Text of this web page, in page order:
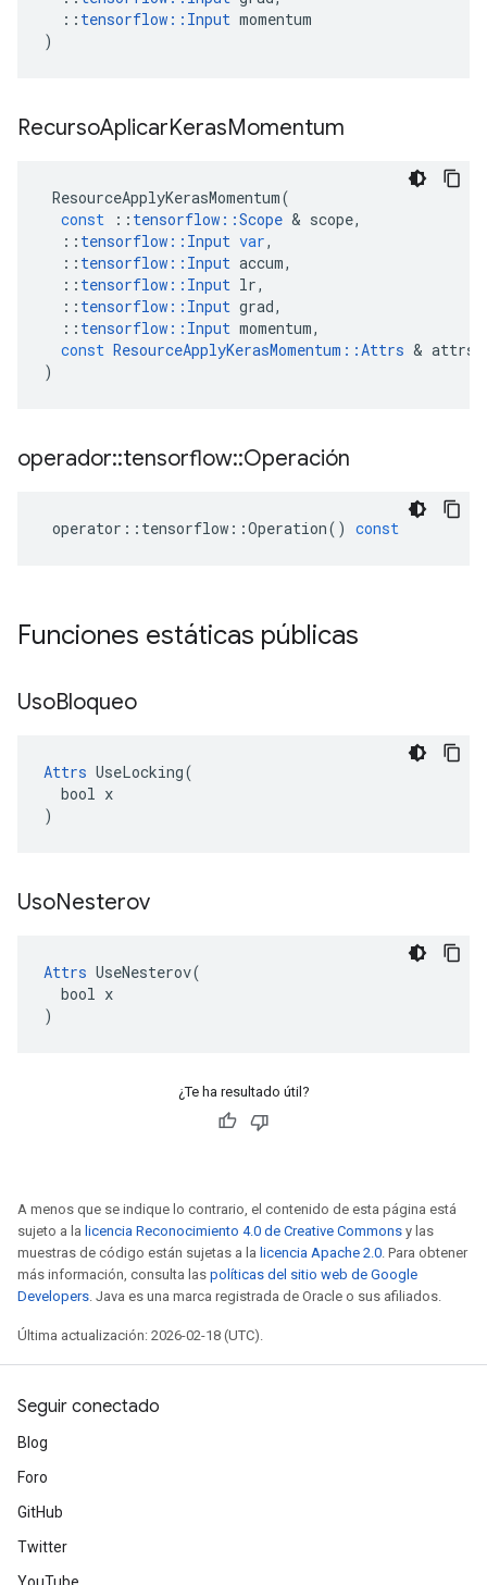
:: tensorflow :: Input momentum
)
RecursoAplicarKerasMomentum
ResourceApplyKerasMomentum(
const
:: tensorflow ::Scope & scope,
:: tensorflow :: Input var,
:: tensorflow :: Input accum,
:: tensorflow :: Input lr,
:: tensorflow :: Input grad,
:: tensorflow :: Input momentum,
const ResourceApplyKerasMomentum ::Attrs & attrs
)
operador::tensorflow::Operación
operator :: tensorflow ::Operation() const
Funciones estáticas públicas
UsoBloqueo
Attrs UseLocking(
  bool x
)
UsoNesterov
Attrs UseNesterov(
  bool x
)
¿Te ha resultado útil?
A menos que se indique lo contrario, el contenido de esta página está
sujeto a la licencia Reconocimiento 4.0 de Creative Commons y las
muestras de código están sujetas a la licencia Apache 2.0. Para obtener
más información, consulta las políticas del sitio web de Google
Developers. Java es una marca registrada de Oracle o sus afiliados.
Última actualización: 2026-02-18 (UTC).
Seguir conectado
Blog
Foro
GitHub
Twitter